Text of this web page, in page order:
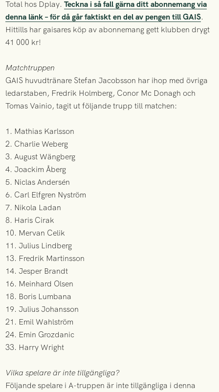
Total hos Dplay.Teckna i så fall gärna ditt abonnemang via
denna länk – för då går faktiskt en del av pengen till GAIS.
Hittills har gaisares köp av abonnemang gett klubben drygt
41 000 kr!
Matchtruppen
GAIS huvudtränare Stefan Jacobsson har ihop med övriga
ledarstaben, Fredrik Holmberg, Conor Mc Donagh och
Tomas Vainio, tagit ut följande trupp till matchen:
1. Mathias Karlsson
2. Charlie Weberg
3. August Wängberg
4. Joackim Åberg
5. Niclas Andersén
6. Carl Elfgren Nyström
7. Nikola Ladan
8. Haris Cirak
10. Mervan Celik
11. Julius Lindberg
13. Fredrik Martinsson
14. Jesper Brandt
16. Meinhard Olsen
18. Boris Lumbana
19. Julius Johansson
21. Emil Wahlström
24. Emin Grozdanic
33. Harry Wright
Vilka spelare är inte tillgängliga?
Följande spelare i A-truppen är inte tillgängliga i denna